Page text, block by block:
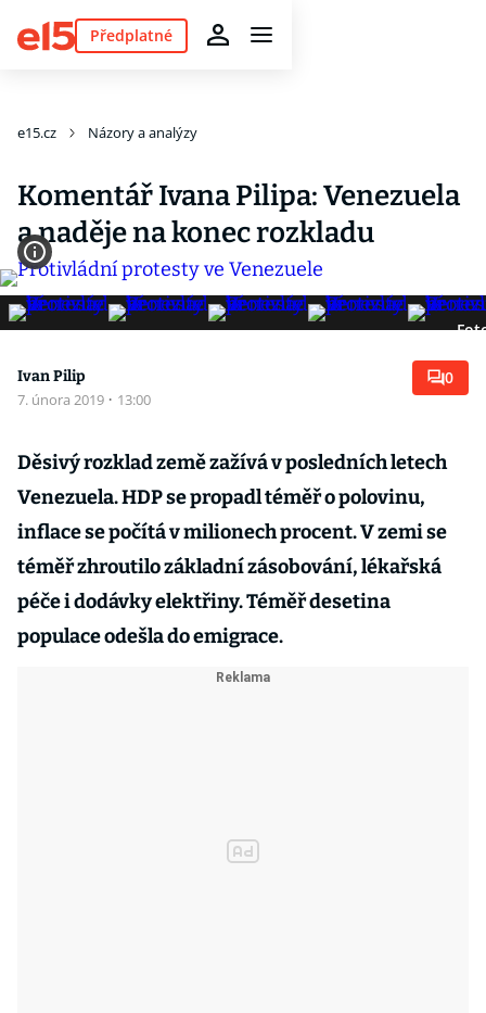
Předplatné
e15.cz Názory a analýzy
Komentář Ivana Pilipa: Venezuela
a naděje na konec rozkladu
Ivan Pilip
7. února 2019 · 13:00
0
Děsivý rozklad země zažívá v posledních letech
Venezuela. HDP se propadl téměř o polovinu,
inflace se počítá v milionech procent. V zemi se
téměř zhroutilo základní zásobování, lékařská
péče i dodávky elektřiny. Téměř desetina
populace odešla do emigrace.